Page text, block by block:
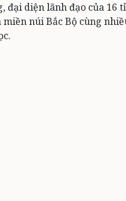
đại diện lãnh đạo của 16
núi Bắc Bộ cùng